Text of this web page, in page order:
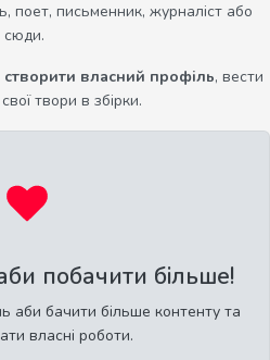
поет, письменник, журналіст або
створити власний профіль, вести
твори в збірки.
побачити більше!
аби бачити більше контенту та
власні роботи.